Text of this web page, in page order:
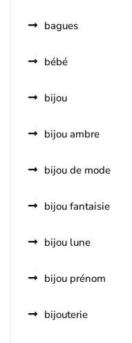
bagues
bébé
bijou
bijou ambre
bijou de mode
bijou fantaisie
bijou lune
bijou prénom
bijouterie